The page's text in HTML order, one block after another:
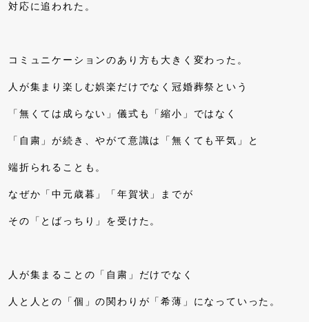
対応に追われた。
コミュニケーションのあり方も大きく変わった。
人が集まり楽しむ娯楽だけでなく冠婚葬祭という
「無くては成らない」儀式も「縮小」ではなく
「自粛」が続き、やがて意識は「無くても平気」と
端折られることも。
なぜか「中元歳暮」「年賀状」までが
その「とばっちり」を受けた。
人が集まることの「自粛」だけでなく
人と人との「個」の関わりが「希薄」になっていった。